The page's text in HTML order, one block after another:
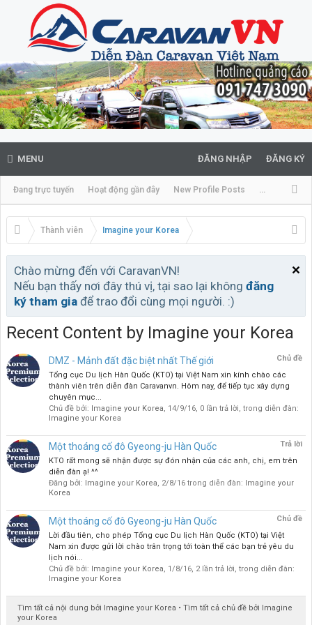
MENU
Đang trực tuyến Hoạt động gần đây New Profile Posts ...
ĐĂNG NHẬP ĐĂNG KÝ
Thành viên Imagine your Korea
Chào mừng đến với CaravanVN!
Nếu bạn thấy nơi đây thú vị, tại sao lại không đăng
ký tham gia để trao đổi cùng mọi người. :)
Recent Content by Imagine your Korea
Chủ đề
DMZ - Mảnh đất đặc biệt nhất Thế giới
Tổng cục Du lịch Hàn Quốc (KTO) tại Việt Nam xin kính chào các
thành viên trên diễn đàn Caravanvn. Hôm nay, để tiếp tục xây dựng
chuyên mục...
Chủ đề bởi: Imagine your Korea, 14/9/16, 0 lần trả lời, trong diễn đàn:
Imagine your Korea
Trả lời
Một thoáng cố đô Gyeong-ju Hàn Quốc
KTO rất mong sẽ nhận được sự đón nhận của các anh, chị, em trên
diễn đàn ạ! ^^
Đăng bởi: Imagine your Korea, 2/8/16 trong diễn đàn: Imagine your
Korea
Chủ đề
Một thoáng cố đô Gyeong-ju Hàn Quốc
Lời đầu tiên, cho phép Tổng cục Du lịch Hàn Quốc (KTO) tại Việt
Nam xin được gửi lời chào trân trọng tới toàn thể các bạn trẻ yêu du
lịch nói...
Chủ đề bởi: Imagine your Korea, 1/8/16, 2 lần trả lời, trong diễn đàn:
Imagine your Korea
Tìm tất cả nội dung bởi Imagine your Korea
Tìm tất cả chủ đề bởi Imagine
your Korea